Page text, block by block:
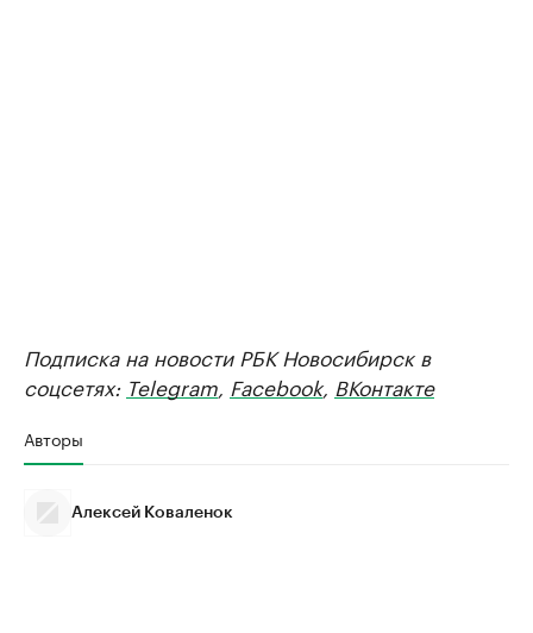
Подписка на новости РБК Новосибирск в
соцсетях: Telegram Facebook, ВКонтакте
Авторы
Алексей Коваленок